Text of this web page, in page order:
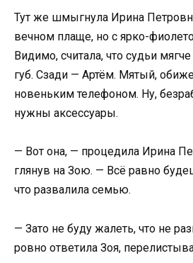
Тут же шмыгнула Ирина
вечном плаще, но с ярко-
Видимо, считала, что судьи
губ. Сзади — Артём. Мятый,
новеньким телефоном. Ну,
нужны аксессуары.
— Вот она, — процедила Ирина
глянув на Зою. — Всё равно
что развалила семью.
— Зато не буду жалеть, что не
ровно ответила Зоя,